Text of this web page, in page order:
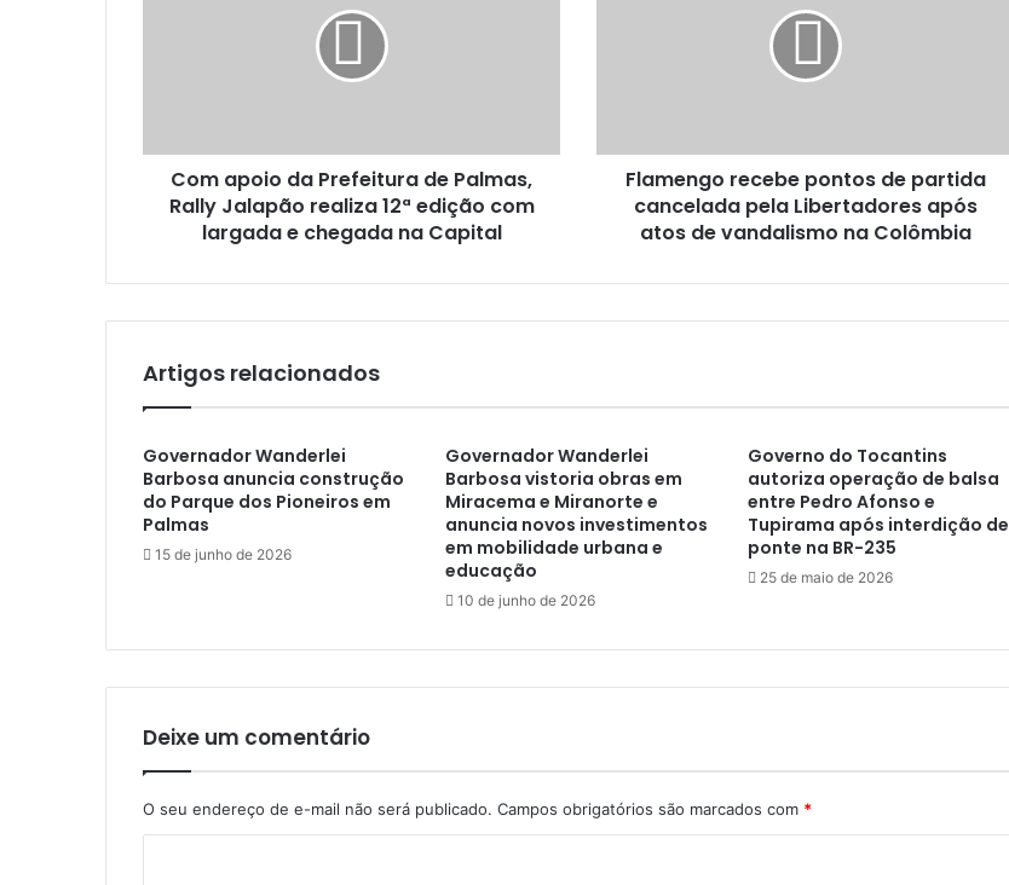
Com apoio da Prefeitura de Palmas,
Rally Jalapão realiza 12ª edição com
largada e chegada na Capital
Flamengo recebe pontos de partida
cancelada pela Libertadores após
atos de vandalismo na Colômbia
Artigos relacionados
Governador Wanderlei
Barbosa anuncia construção
do Parque dos Pioneiros em
Palmas
15 de junho de 2026
Governador Wanderlei
Barbosa vistoria obras em
Miracema e Miranorte e
anuncia novos investimentos
em mobilidade urbana e
educação
10 de junho de 2026
Governo do Tocantins
autoriza operação de balsa
entre Pedro Afonso e
Tupirama após interdição de
ponte na BR-235
25 de maio de 2026
Deixe um comentário
O seu endereço de e-mail não será publicado. Campos obrigatórios são marcados com *